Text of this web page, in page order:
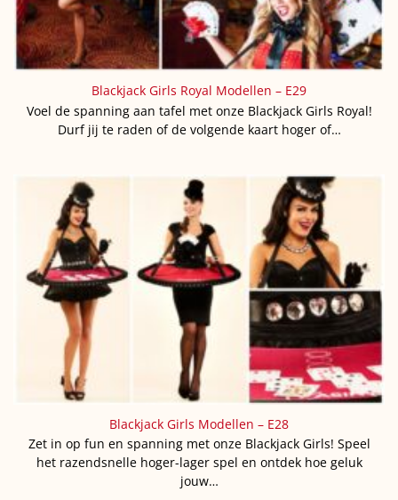
Blackjack Girls Royal Modellen – E29
Voel de spanning aan tafel met onze Blackjack Girls Royal!
Durf jij te raden of de volgende kaart hoger of…
Blackjack Girls Modellen – E28
Zet in op fun en spanning met onze Blackjack Girls! Speel
het razendsnelle hoger-lager spel en ontdek hoe geluk
jouw…